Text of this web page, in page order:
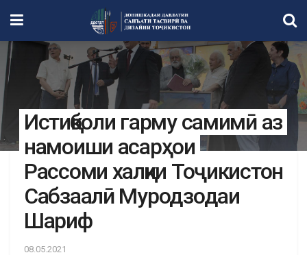
Истиқболи гарму самимӣ аз
намоиши асарҳои
Рассоми халқии Тоҷикистон
Сабзаалӣ Муродзодаи
Шариф
08.05.2021